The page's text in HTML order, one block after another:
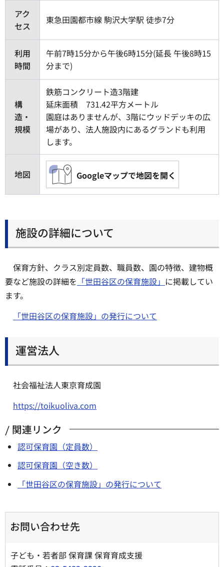
アク
セス
東急田園都市線 駒沢大学駅 徒歩7分
利用
時間
午前7時15分から午後6時15分(延長 午後8時15
分まで)
構
造・
規模
鉄筋コンクリート造3階建
延床面積 731.42平方メートル
園庭はありませんが、3階にウッドデッキの広
場があり、法人施設内にあるグランドも利用
します。
地図 Googleマップで地図を開く
施設の詳細について
保育方針、クラス別定員数、職員数、園の特徴、建物概
要など施設の詳細を 「世田谷区の保育施設」 に掲載してい
ます。
「世田谷区の保育施設」の発行について
運営法人
社会福祉法人東京育成園
https://toikuoliva.com
関連リンク
認可保育園（定員数）
認可保育園（空き数）
「世田谷区の保育施設」の発行について
お問い合わせ先
子ども・若者部 保育課 保育育成支援